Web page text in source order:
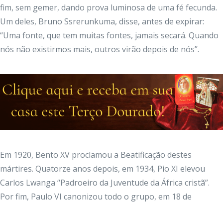
fim, sem gemer, dando prova luminosa de uma fé fecunda.
Um deles, Bruno Ssrerunkuma, disse, antes de expirar:
“Uma fonte, que tem muitas fontes, jamais secará. Quando
nós não existirmos mais, outros virão depois de nós”.
Em 1920, Bento XV proclamou a Beatificação destes
mártires. Quatorze anos depois, em 1934, Pio XI elevou
Carlos Lwanga “Padroeiro da Juventude da África cristã”.
Por fim, Paulo VI canonizou todo o grupo, em 18 de